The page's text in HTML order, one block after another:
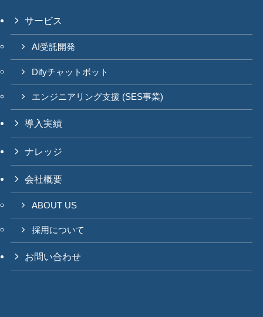
サービス
AI受託開発
Difyチャットボット
エンジニアリング支援 (SES事業)
導入実績
ナレッジ
会社概要
ABOUT US
採用について
お問い合わせ